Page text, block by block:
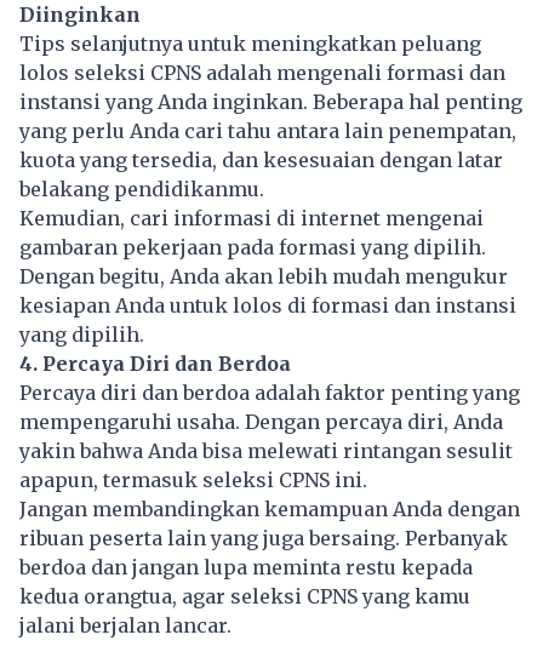
Diinginkan
Tips selanjutnya untuk meningkatkan peluang
lolos seleksi CPNS adalah mengenali formasi dan
instansi yang Anda inginkan. Beberapa hal penting
yang perlu Anda cari tahu antara lain penempatan,
kuota yang tersedia, dan kesesuaian dengan latar
belakang pendidikanmu.
Kemudian, cari informasi di internet mengenai
gambaran pekerjaan pada formasi yang dipilih.
Dengan begitu, Anda akan lebih mudah mengukur
kesiapan Anda untuk lolos di formasi dan instansi
yang dipilih.
4. Percaya Diri dan Berdoa
Percaya diri dan berdoa adalah faktor penting yang
mempengaruhi usaha. Dengan percaya diri, Anda
yakin bahwa Anda bisa melewati rintangan sesulit
apapun, termasuk seleksi CPNS ini.
Jangan membandingkan kemampuan Anda dengan
ribuan peserta lain yang juga bersaing. Perbanyak
berdoa dan jangan lupa meminta restu kepada
kedua orangtua, agar seleksi CPNS yang kamu
jalani berjalan lancar.